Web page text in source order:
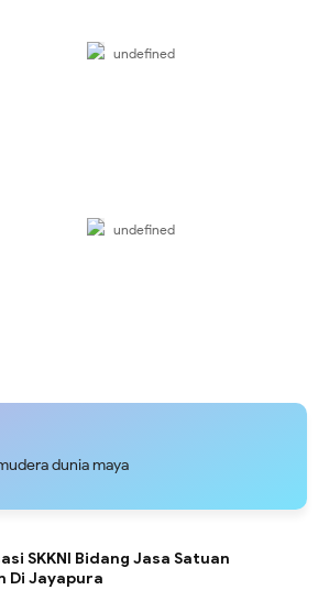
undefined
undefined
dunia maya
SKKNI Bidang Jasa Satuan
Di Jayapura